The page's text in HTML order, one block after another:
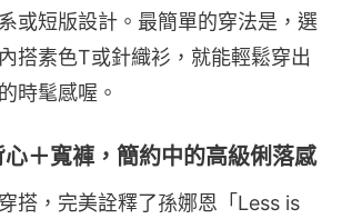
或短版設計。最簡單的穿法是，選
搭素色T或針織衫，就能輕鬆穿出
時髦感喔。
＋寬褲，簡約中的高級俐落感
搭，完美詮釋了孫娜恩「Less is